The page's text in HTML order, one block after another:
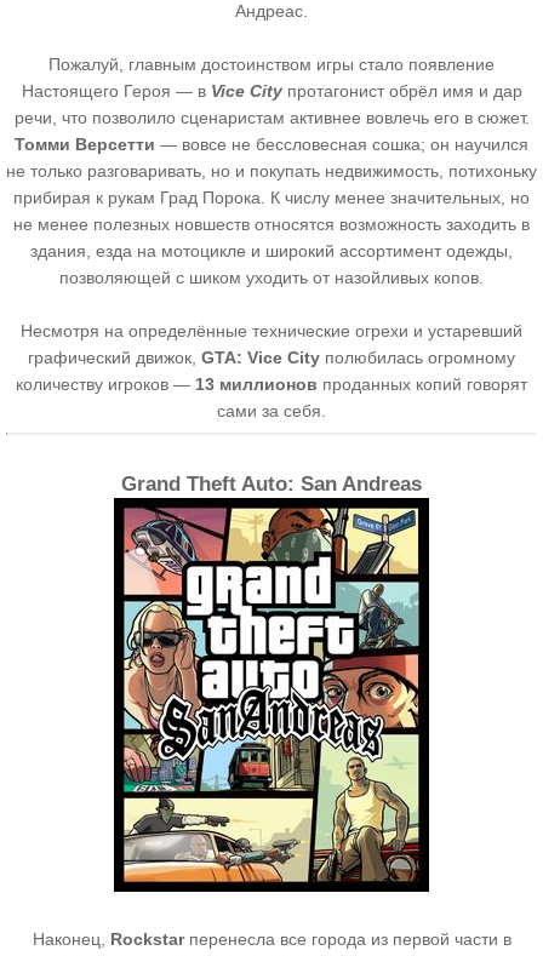
Андреас.
Пожалуй, главным достоинством игры стало появление
Настоящего Героя — в Vice Cityпротагонист обрёл имя и дар
речи, что позволило сценаристам активнее вовлечь его в сюжет.
Томми Верcетти — вовсе не бессловесная сошка; он научился
не только разговаривать, но и покупать недвижимость, потихоньку
прибирая к рукам Град Порока. К числу менее значительных, но
не менее полезных новшеств относятся возможность заходить в
здания, езда на мотоцикле и широкий ассортимент одежды,
позволяющей с шиком уходить от назойливых копов.
Несмотря на определённые технические огрехи и устаревший
графический движок, GTA: Vice City полюбилась огромному
количеству игроков — 13 миллионов проданных копий говорят
сами за себя.
Grand Theft Auto: San Andreas
Наконец, Rockstar перенесла все города из первой части в